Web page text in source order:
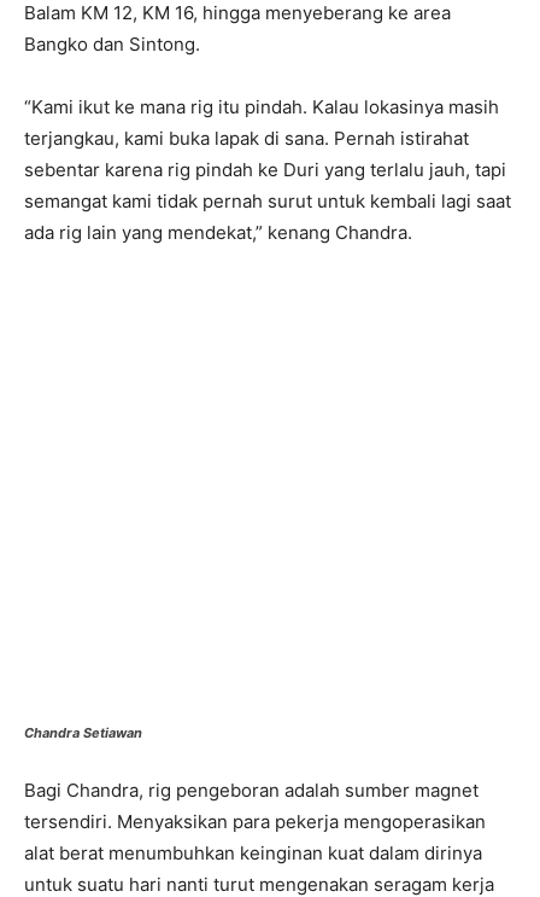
Balam KM 12, KM 16, hingga menyeberang ke area
Bangko dan Sintong.
“Kami ikut ke mana rig itu pindah. Kalau lokasinya masih
terjangkau, kami buka lapak di sana. Pernah istirahat
sebentar karena rig pindah ke Duri yang terlalu jauh, tapi
semangat kami tidak pernah surut untuk kembali lagi saat
ada rig lain yang mendekat,” kenang Chandra.
Chandra Setiawan
Bagi Chandra, rig pengeboran adalah sumber magnet
tersendiri. Menyaksikan para pekerja mengoperasikan
alat berat menumbuhkan keinginan kuat dalam dirinya
untuk suatu hari nanti turut mengenakan seragam kerja